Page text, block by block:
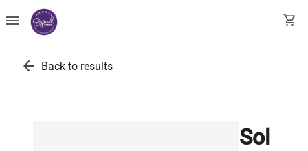
menu shopping_cart
arrow_back Back to results
Sol